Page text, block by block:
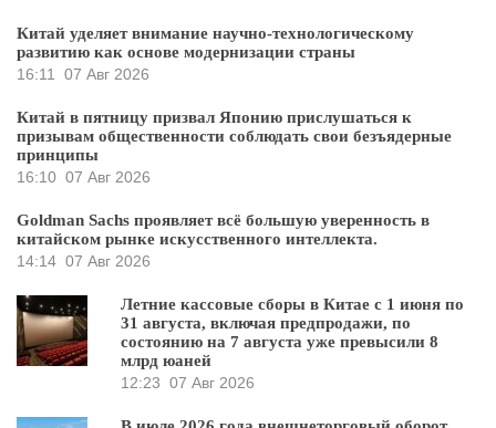
Китай уделяет внимание научно-технологическому
развитию как основе модернизации страны
16:11
07 Авг 2026
Китай в пятницу призвал Японию прислушаться к
призывам общественности соблюдать свои безъядерные
принципы
16:10 07 Авг 2026
Goldman Sachs проявляет всё большую уверенность в
китайском рынке искусственного интеллекта.
14:14 07 Авг 2026
Летние кассовые сборы в Китае с 1 июня по
31 августа, включая предпродажи, по
состоянию на 7 августа уже превысили 8
млрд юаней
12:23 07 Авг 2026